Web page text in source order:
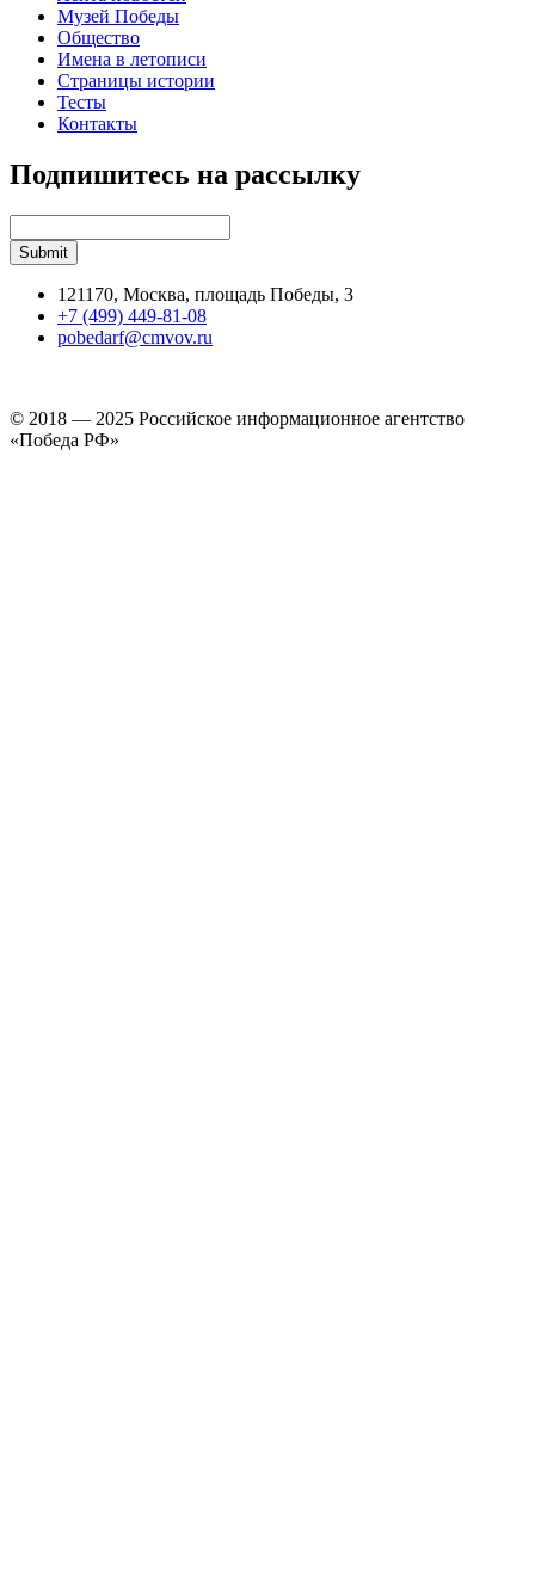
Музей Победы
Общество
Имена в летописи
Страницы истории
Тесты
Контакты
Подпишитесь на рассылку
121170, Москва, площадь Победы, 3
+7 (499) 449-81-08
pobedarf@cmvov.ru
© 2018 — 2025 Российское информационное агентство
«Победа РФ»